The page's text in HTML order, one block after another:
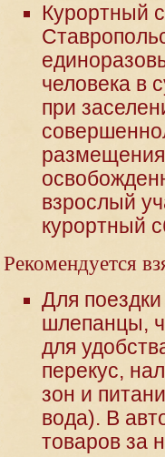
Курортный
человека в
при
взрослый
курортный
Рекомендуется
Для
шлепанцы,
для
перекус,
зон и
вода). В
товаров за